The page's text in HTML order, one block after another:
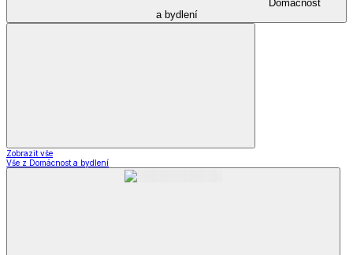
Domácnost
a bydlení
Zobrazit vše
Vše z Domácnost a bydlení